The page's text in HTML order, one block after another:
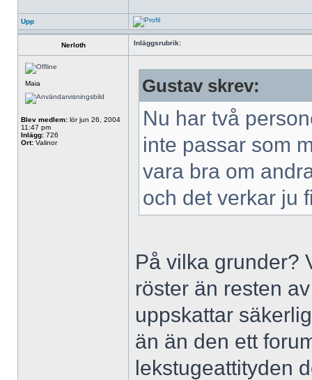
Upp
Nerloth Inläggsrubrik:
Maia
Blev medlem: lör jun 26, 2004
11:47 pm
Inlägg: 726
Ort: Valinor
Gustav skrev:
Nu har två
inte passar som
vara bra om
och det verkar ju
På vilka grunder?
röster än resten
uppskattar
än än den ett
lekstugeattityden